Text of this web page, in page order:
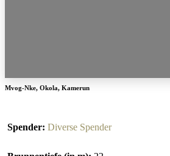
Mvog-Nke,Okola,Kamerun
Spender:Diverse Spender